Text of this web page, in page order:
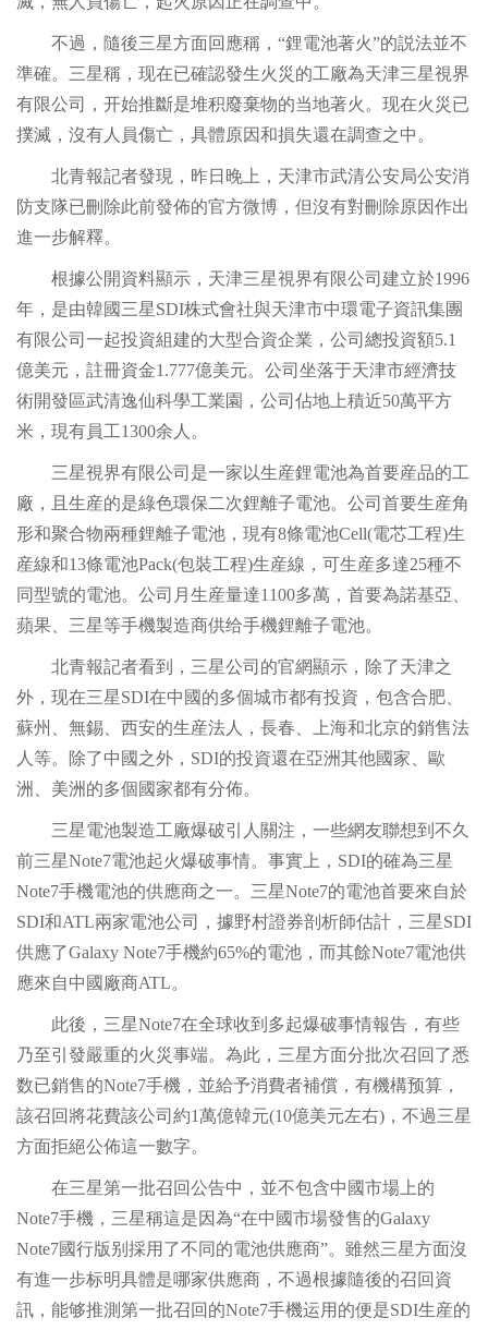
不過，隨後三星方面回應稱，“鋰電池著火”的説法並不
準確。三星稱，现在已確認發生火災的工廠為天津三星視界
有限公司，开始推斷是堆积廢棄物的当地著火。现在火災已
撲滅，沒有人員傷亡，具體原因和損失還在調查之中。
北青報記者發現，昨日晚上，天津市武清公安局公安消
防支隊已刪除此前發佈的官方微博，但沒有對刪除原因作出
進一步解釋。
根據公開資料顯示，天津三星視界有限公司建立於1996
年，是由韓國三星SDI株式會社與天津市中環電子資訊集團
有限公司一起投資組建的大型合資企業，公司總投資額5.1
億美元，註冊資金1.777億美元。公司坐落于天津市經濟技
術開發區武清逸仙科學工業園，公司佔地上積近50萬平方
米，現有員工1300余人。
三星視界有限公司是一家以生産鋰電池為首要産品的工
廠，且生産的是綠色環保二次鋰離子電池。公司首要生産角
形和聚合物兩種鋰離子電池，現有8條電池Cell(電芯工程)生
産線和13條電池Pack(包裝工程)生産線，可生産多達25種不
同型號的電池。公司月生産量達1100多萬，首要為諾基亞、
蘋果、三星等手機製造商供给手機鋰離子電池。
北青報記者看到，三星公司的官網顯示，除了天津之
外，现在三星SDI在中國的多個城市都有投資，包含合肥、
蘇州、無錫、西安的生産法人，長春、上海和北京的銷售法
人等。除了中國之外，SDI的投資還在亞洲其他國家、歐
洲、美洲的多個國家都有分佈。
三星電池製造工廠爆破引人關注，一些網友聯想到不久
前三星Note7電池起火爆破事情。事實上，SDI的確為三星
Note7手機電池的供應商之一。三星Note7的電池首要來自於
SDI和ATL兩家電池公司，據野村證券剖析師估計，三星SDI
供應了Galaxy Note7手機約65%的電池，而其餘Note7電池供
應來自中國廠商ATL。
此後，三星Note7在全球收到多起爆破事情報告，有些
乃至引發嚴重的火災事端。為此，三星方面分批次召回了悉
数已銷售的Note7手機，並給予消費者補償，有機構预算，
該召回將花費該公司約1萬億韓元(10億美元左右)，不過三星
方面拒絕公佈這一數字。
在三星第一批召回公告中，並不包含中國市場上的
Note7手機，三星稱這是因為“在中國市場發售的Galaxy
Note7國行版别採用了不同的電池供應商”。雖然三星方面沒
有進一步标明具體是哪家供應商，不過根據隨後的召回資
訊，能够推測第一批召回的Note7手機运用的便是SDI生産的